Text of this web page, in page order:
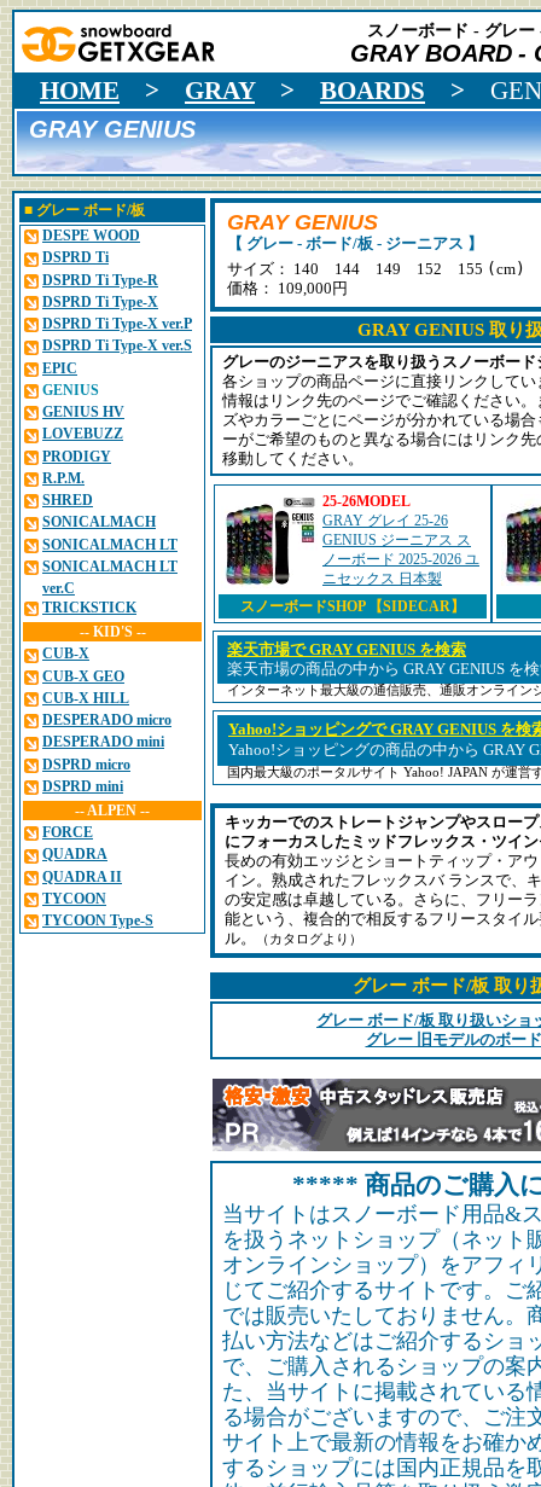
スノーボード - グレー
GRAY BOARD -
HOME > GRAY> BOARDS >
GRAY GENIUS
■ グレー ボード/板
DESPE WOOD
DSPRD Ti
DSPRD Ti Type-R
DSPRD Ti Type-X
DSPRD Ti Type-X ver.P
DSPRD Ti Type-X ver.S
EPIC
GENIUS
GENIUS HV
LOVEBUZZ
PRODIGY
R.P.M.
SHRED
SONICALMACH
SONICALMACH LT
SONICALMACH LT
ver.C
TRICKSTICK
-- KID'S --
CUB-X
CUB-X GEO
CUB-X HILL
DESPERADO micro
DESPERADO mini
DSPRD micro
DSPRD mini
-- ALPEN --
FORCE
QUADRA
QUADRA II
TYCOON
TYCOON Type-S
GRAY GENIUS
【 グレー - ボード/板 - ジーニアス 】
サイズ： 140 144 149 152 155 ( cm)
価格： 109,000円
GRAY GENIUS 取り
グレーのジーニアスを取り扱うスノーボー
各ショップの商品ページに直接リンクして
情報はリンク先のページでご確認ください
ズやカラーごとにページが分かれている場
ーがご希望のものと異なる場合にはリンク
移動してください。
25-26MODEL
GRAY グレイ 25-26
GENIUS ジーニアス ス
ノーボード 2025-2026 ユ
ニセックス 日本製
スノーボードSHOP 【SIDECAR】
楽天市場で GRAY GENIUS を検索
楽天市場の商品の中から GRAY GENIUS を
インターネット最大級の通信販売、通販オンライン
Yahoo!ショッピングで GRAY GENIUS を検
Yahoo!ショッピングの商品の中から GRAY
国内最大級のポータルサイト Yahoo! JAPAN が運営
キッカーでのストレートジャンプやスロー
にフォーカスしたミッドフレックス・ツイ
長めの有効エッジとショートティップ・ア
イン。熟成されたフレックスバ ランスで、
の安定感は卓越している。さらに、フリー
能という、複合的で相反するフリースタイ
ル。
（カタログより）
グレー ボード/板 取り
グレー ボード/板 取り扱いショ
グレー 旧モデルのボー
***** 商品のご購入
当サイトはスノーボード用品&
を扱うネットショップ（ネット
オンラインショップ）をアフィ
じてご紹介するサイトです。ご
では販売いたしておりません。
払い方法などはご紹介するショ
で、ご購入されるショップの案
た、当サイトに掲載されている
る場合がございますので、ご注
サイト上で最新の情報をお確か
するショップには国内正規品を